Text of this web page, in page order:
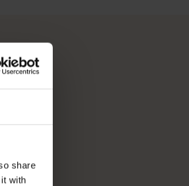
share
with